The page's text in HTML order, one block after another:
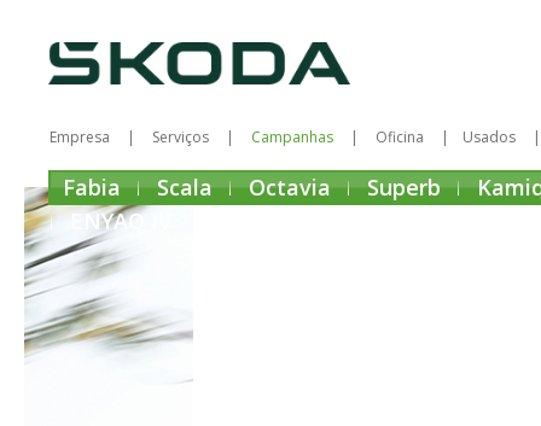
Empresa Serviços Campanhas Oficina Usados
Fabia Scala Octavia Superb
ENYAQ IV